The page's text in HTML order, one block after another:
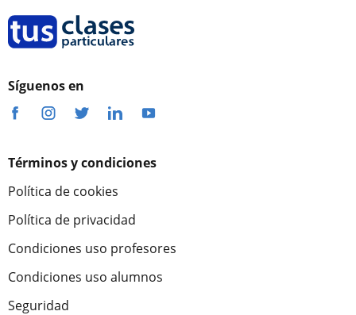
Síguenos en
Términos y condiciones
Política de cookies
Política de privacidad
Condiciones uso profesores
Condiciones uso alumnos
Seguridad